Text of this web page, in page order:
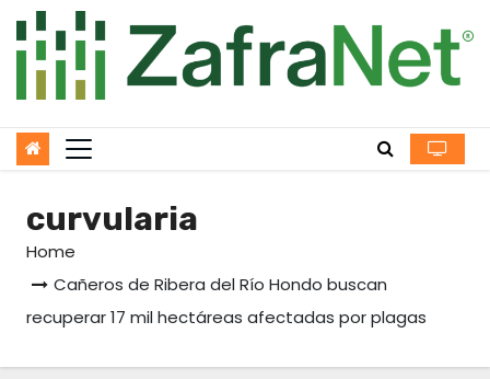
to
content
curvularia
Home
Cañeros de Ribera del Río Hondo buscan
recuperar 17 mil hectáreas afectadas por plagas